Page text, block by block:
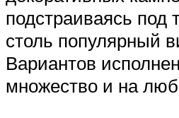
подстраиваясь под
столь популярный
Вариантов
множество и на